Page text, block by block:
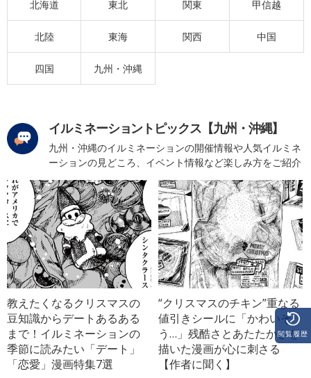
北海道 東北 関東 甲信越
北陸 東海 関西 中国
四国 九州・沖縄
イルミネーショントピックス【九州・沖縄】
九州・沖縄のイルミネーションの開催情報や人気イルミネ
ーションの見どころ、イベント情報など楽しみ方をご紹介
教えたくなるクリスマスの
豆知識からデートあるある
まで！イルミネーションの
季節に読みたい「デート」
「恋愛」漫画特集7選
“クリスマスのチキン”重なる
値引きシールに「かわいそ
う…」残酷さとあたたかさを
描いた漫画が心に刺さる
【作者に聞く】
閲覧履歴